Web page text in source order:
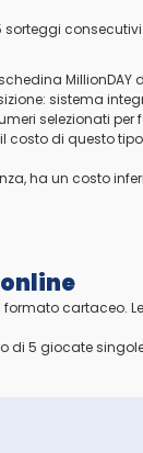
sorteggi consecutivi.
sistema
selezionati
costo di questo
ha un costo
formato cartaceo.
di 5 giocate